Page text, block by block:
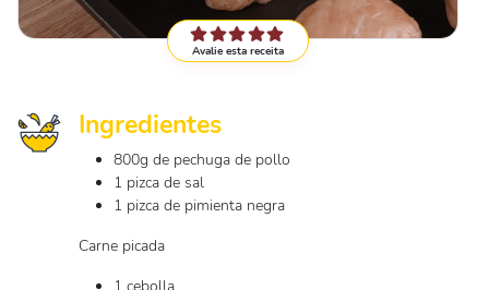
Avalie esta receita
Ingredientes
800g de pechuga de pollo
1 pizca de sal
1 pizca de pimienta negra
Carne picada